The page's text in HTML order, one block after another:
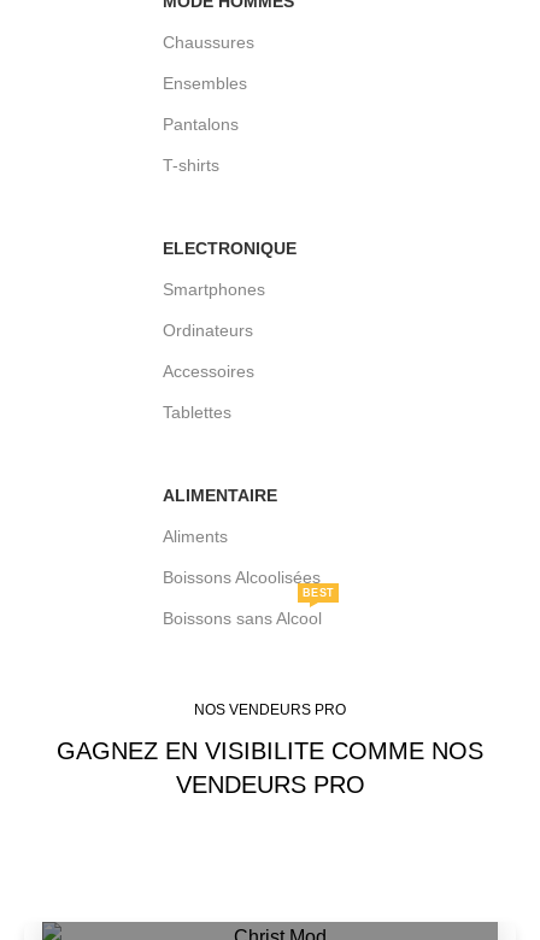
Chaussures
Ensembles
Pantalons
T-shirts
ELECTRONIQUE
Smartphones
Ordinateurs
Accessoires
Tablettes
ALIMENTAIRE
Aliments
Boissons Alcoolisées
Boissons sans Alcool
BEST
NOS VENDEURS PRO
GAGNEZ EN VISIBILITE COMME NOS
VENDEURS PRO